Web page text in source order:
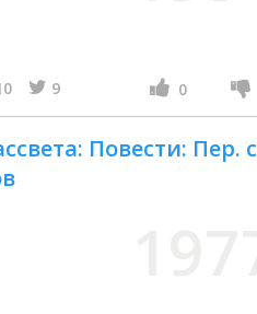
9 0
Повести: Пер. с